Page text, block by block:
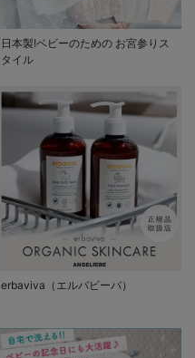
日本製!ベビーのための お宮参りス
タイル
erbaviva（エルバビーバ）